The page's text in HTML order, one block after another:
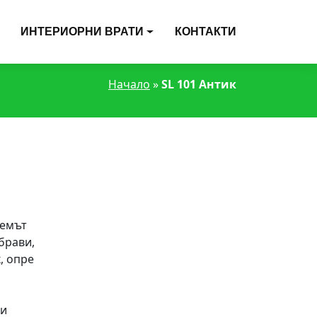
ИНТЕРИОРНИ ВРАТИ КОНТАКТИ
Начало »SL 101 Антик
опре